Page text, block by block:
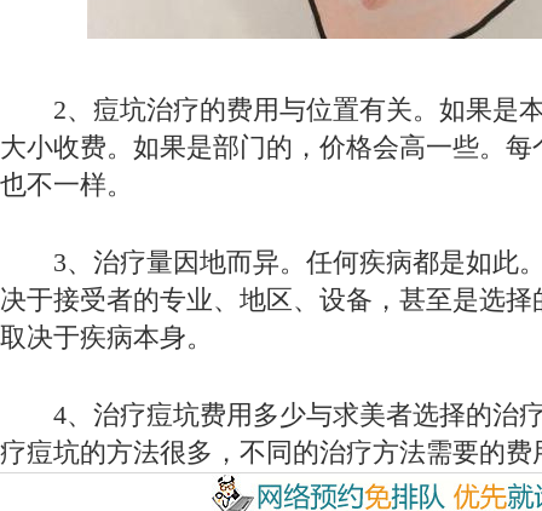
2、痘坑治疗的费用与位置有关。如果是
大小收费。如果是部门的，价格会高一些。
也不一样。
3、治疗量因地而异。任何疾病都是如此
决于接受者的专业、地区、设备，甚至是选
取决于疾病本身。
4、治疗痘坑费用多少与求美者选择的治
疗痘坑的方法很多，不同的治疗方法需要的费